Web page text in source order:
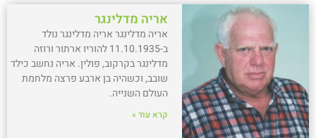
אריה מדלינגר
אריה מדלינגר אריה מדלינגר נולד
ב-11.10.1935 להוריו ארתור ורוזה
מדלינגר בקרקוב, פולין. אריה נחשב כילד
שובב, וכשהיה בן ארבע פרצה מלחמת
העולם השנייה.
קרא עוד »